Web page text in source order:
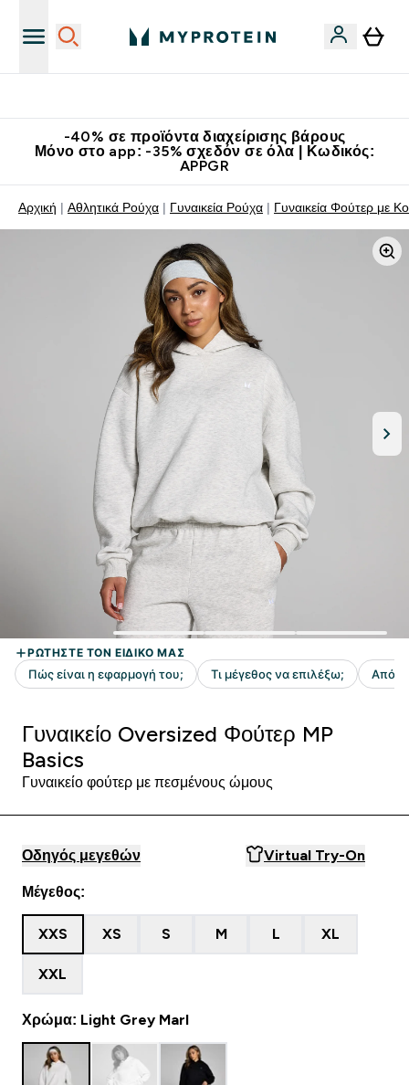
-40% σε προϊόντα διαχείρισης βάρους
Μόνο στο app: -35% σχεδόν σε όλα | Κωδικός:
APPGR
Αρχική Αθλητικά Ρούχα Γυναικεία Ρούχα Γυναικεία Φούτερ με
Γυναικείο Oversized Φούτερ MP
Basics
Γυναικείο φούτερ με πεσμένους ώμους
Οδηγός μεγεθών Virtual Try-On
Μέγεθος:
XXS XS S M L XL
XXL
Χρώμα: Light Grey Marl